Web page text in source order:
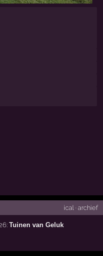
ical· archief
Tuinen van Geluk